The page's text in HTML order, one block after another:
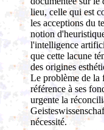
lieu, celle qui est
les acceptions du
notion
l'intelligence
que cette lacune
des origines
Le problème de la
référence à ses
urgente la
nécessité.